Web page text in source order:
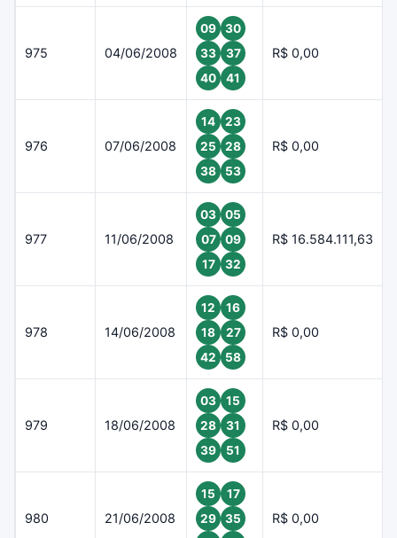
975 04/06/2008
09
30
33
37
40
41
R$ 0,00
976 07/06/2008
14
23
25
28
38
53
R$ 0,00
977 11/06/2008
03
05
07
09
17
32
R$ 16.584.111,63
978 14/06/2008
12
16
18
27
42
58
R$ 0,00
979 18/06/2008
03
15
28
31
39
51
R$ 0,00
980 21/06/2008
15
17
29
35
R$ 0,00